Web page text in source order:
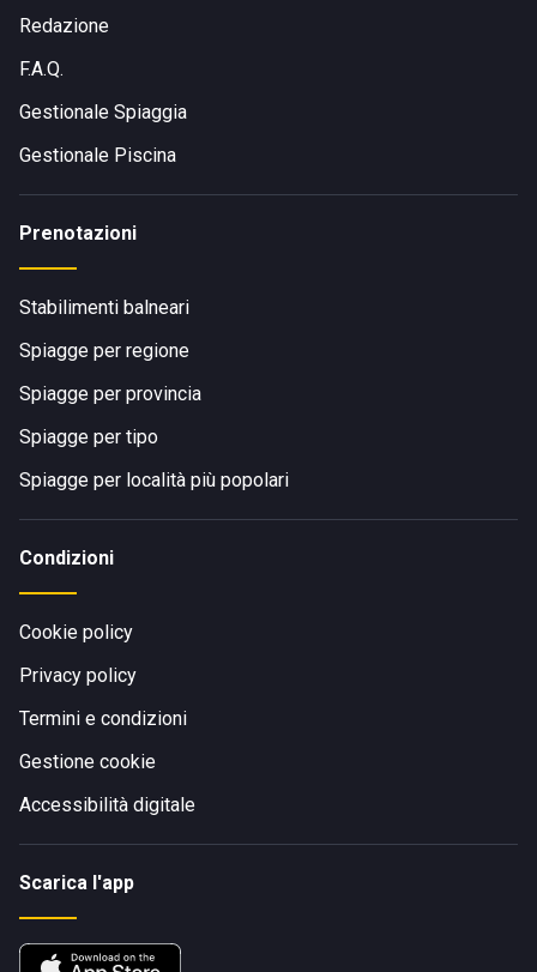
Redazione
F.A.Q.
Gestionale Spiaggia
Gestionale Piscina
Prenotazioni
Stabilimenti balneari
Spiagge per regione
Spiagge per provincia
Spiagge per tipo
Spiagge per località più popolari
Condizioni
Cookie policy
Privacy policy
Termini e condizioni
Gestione cookie
Accessibilità digitale
Scarica l'app